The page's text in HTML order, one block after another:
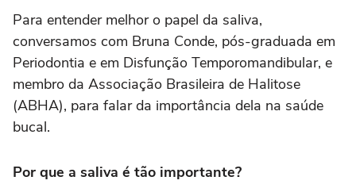
Para entender melhor o papel da saliva,
conversamos com Bruna Conde, pós-graduada em
Periodontia e em Disfunção Temporomandibular, e
membro da Associação Brasileira de Halitose
(ABHA), para falar da importância dela na saúde
bucal.
Por que a saliva é tão importante?